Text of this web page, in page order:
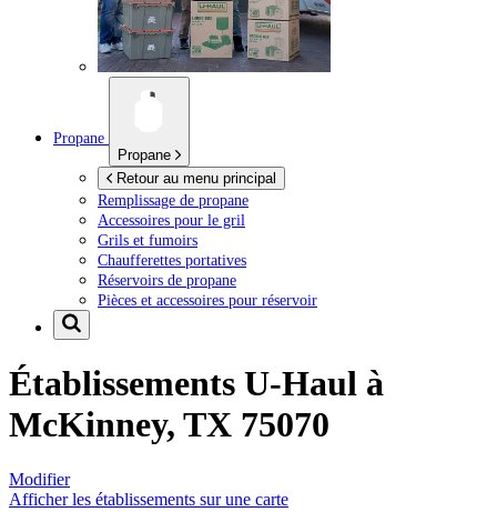
Propane
Propane
Retour au menu principal
Remplissage de propane
Accessoires pour le gril
Grils et fumoirs
Chaufferettes portatives
Réservoirs de propane
Pièces et accessoires pour réservoir
Établissements U-Haul à
McKinney, TX 75070
Modifier
Afficher les établissements sur une carte